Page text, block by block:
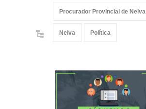
Procurador Provincial de Neiva
Neiva Política